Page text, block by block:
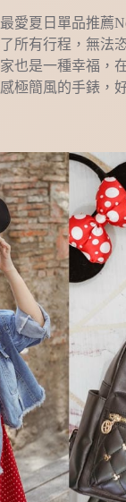
最愛夏日單品推薦
了所有行程，無法
家也是一種幸福，
感極簡風的手錶，